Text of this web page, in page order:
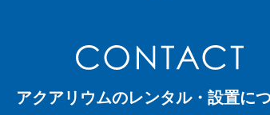
アクアリウムのレンタル・設置に